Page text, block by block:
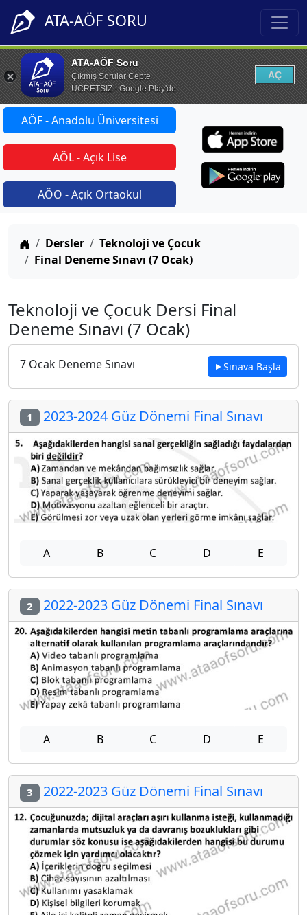
ATA-AÖF SORU
ATA-AÖF Soru
Çıkmış Sorular Cepte
ÜCRETSİZ - Google Play'de
AÇ
AÖF - Anadolu Üniversitesi
AÖL - Açık Lise
AÖO - Açık Ortaokul
Anasayfa
Dersler
Teknoloji ve Çocuk
Final Deneme Sınavı (7 Ocak)
Teknoloji ve Çocuk Dersi Final
Deneme Sınavı (7 Ocak)
7 Ocak Deneme Sınavı Sınava Başla
1 2023-2024 Güz Dönemi Final Sınavı
A B C D E
2 2022-2023 Güz Dönemi Final Sınavı
A B C D E
3 2022-2023 Güz Dönemi Final Sınavı